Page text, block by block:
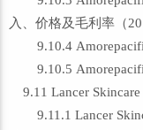
入、价格及毛利率（
9.10.4
9.10.5
9.11 Lancer Skincare
9.11.1 Lancer